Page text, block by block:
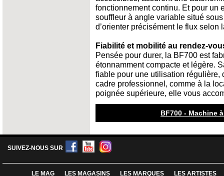
fonctionnement continu. Et pour un
souffleur à angle variable situé
d’orienter précisément le flux selon
Fiabilité et mobilité au rendez-
Pensée pour durer, la BF700 est
étonnamment compacte et légère.
fiable pour une utilisation régulière,
cadre professionnel, comme à la
poignée supérieure, elle vous
BF700 - Machine
SUIVEZ-NOUS SUR
LE MAG LES MAGASINS LES MARQUES LES ARTISTES